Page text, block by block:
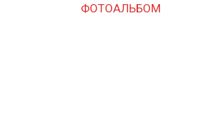
ФОТОАЛЬБОМ